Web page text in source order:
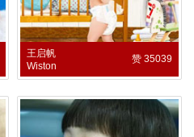
王启帆
Wiston
赞 35039